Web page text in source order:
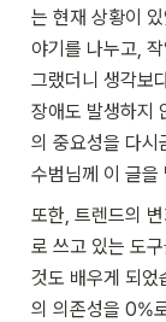
는 현재 상황이
야기를 나누고,
그랬더니 생각보
장애도 발생하지
의 중요성을 다시
수범님께 이 글을
또한, 트렌드의
로 쓰고 있는 도
것도 배우게 되었
의 의존성을 0%